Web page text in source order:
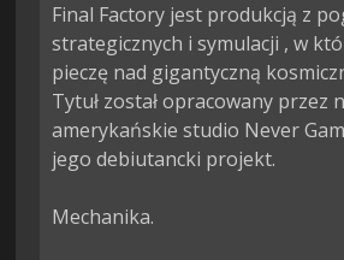
Final Factory jest produkcją z
strategicznych i symulacji , w
pieczę nad gigantyczną
Tytuł został opracowany przez
amerykańskie studio Never
jego debiutancki projekt.
Mechanika.